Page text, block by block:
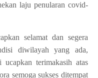
laju penularan covid-
selamat dan segera
diwilayah yang ada,
terimakasih atas
semoga sukses ditempat